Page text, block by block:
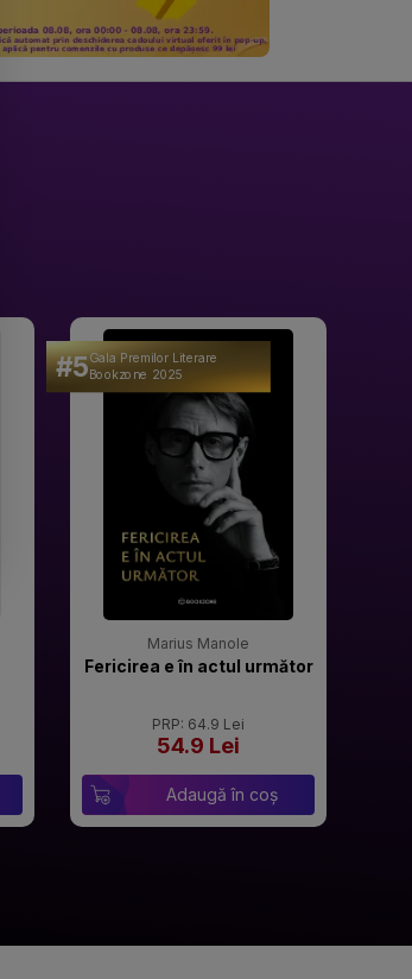
#5Gala Premilor Literare
Bookzone 2025
Marius Manole
Fericirea e în actul următor
PRP: 64.9 Lei
54.9 Lei
Adaugă în coș